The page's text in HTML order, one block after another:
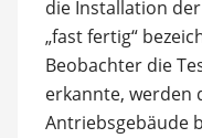
die Installation
„fast fertig“
Beobachter die
erkannte, werden
Antriebsgebäude